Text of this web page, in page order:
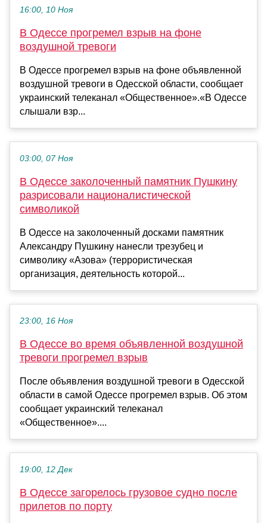
16:00, 10 Ноя
В Одессе прогремел взрыв на фоне
воздушной тревоги
В Одессе прогремел взрыв на фоне объявленной
воздушной тревоги в Одесской области, сообщает
украинский телеканал «Общественное».«В Одессе
слышали взр...
03:00, 07 Ноя
В Одессе заколоченный памятник Пушкину
разрисовали националистической
символикой
В Одессе на заколоченный досками памятник
Александру Пушкину нанесли трезубец и
символику «Азова» (террористическая
организация, деятельность которой...
23:00, 16 Ноя
В Одессе во время объявленной воздушной
тревоги прогремел взрыв
После объявления воздушной тревоги в Одесской
области в самой Одессе прогремел взрыв. Об этом
сообщает украинский телеканал
«Общественное»....
19:00, 12 Дек
В Одессе загорелось грузовое судно после
прилетов по порту